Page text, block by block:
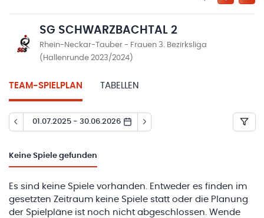
SG SCHWARZBACHTAL 2
Rhein-Neckar-Tauber - Frauen 3. Bezirksliga
(Hallenrunde 2023/2024)
TEAM-SPIELPLAN TABELLEN
01.07.2025 - 30.06.2026
Keine Spiele gefunden
Es sind keine Spiele vorhanden. Entweder es finden im
gesetzten Zeitraum keine Spiele statt oder die Planung
der Spielpläne ist noch nicht abgeschlossen. Wende